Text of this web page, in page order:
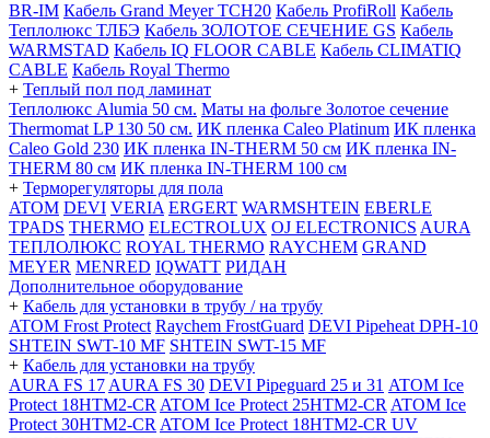
BR-IM Кабель Grand Meyer TCH20 Кабель ProfiRoll Кабель
Теплолюкс ТЛБЭ Кабель ЗОЛОТОЕ СЕЧЕНИЕ GS Кабель
WARMSTAD Кабель IQ FLOOR CABLE Кабель CLIMATIQ
CABLE Кабель Royal Thermo
+ Теплый пол под ламинат
Теплолюкс Alumia 50 см. Маты на фольге Золотое сечение
Thermomat LP 130 50 cм. ИК пленка Caleo Platinum ИК пленка
Caleo Gold 230 ИК пленка IN-THERM 50 см ИК пленка IN-
THERM 80 см ИК пленка IN-THERM 100 см
+ Терморегуляторы для пола
ATOM DEVI VERIA ERGERT WARMSHTEIN EBERLE
TPADS THERMO ELECTROLUX OJ ELECTRONICS AURA
ТЕПЛОЛЮКС ROYAL THERMO RAYCHEM GRAND
MEYER MENRED IQWATT РИДАН
Дополнительное оборудование
+ Кабель для установки в трубу / на трубу
ATOM Frost Protect Raychem FrostGuard DEVI Pipeheat DPH-10
SHTEIN SWT-10 MF SHTEIN SWT-15 MF
+ Кабель для установки на трубу
AURA FS 17 AURA FS 30 DEVI Pipeguard 25 и 31 ATOM Ice
Protect 18HTM2-CR ATOM Ice Protect 25HTM2-CR ATOM Ice
Protect 30HTM2-CR ATOM Ice Protect 18HTM2-CR UV